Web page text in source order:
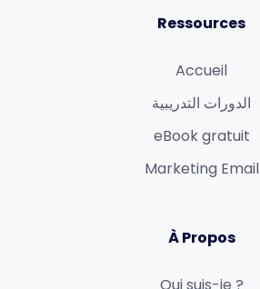
Ressources
Accueil
الدورات التدريبية
eBook gratuit
Marketing Email
À Propos